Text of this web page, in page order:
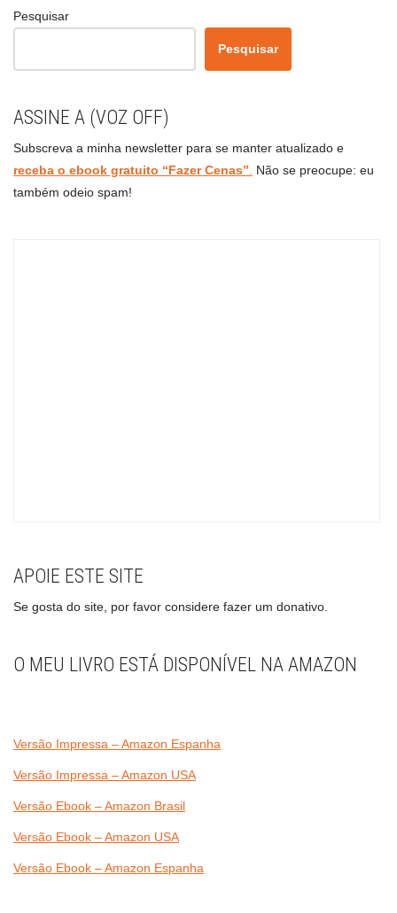
Pesquisar
Pesquisar
ASSINE A (VOZ OFF)
Subscreva a minha newsletter para se manter atualizado e
receba o ebook gratuito “Fazer Cenas”
Não se preocupe: eu
também odeio spam!
APOIE ESTE SITE
Se gosta do site, por favor considere fazer um donativo.
O MEU LIVRO ESTÁ DISPONÍVEL NA AMAZON
Versão Impressa – Amazon Espanha
Versão Impressa – Amazon USA
Versão Ebook – Amazon Brasil
Versão Ebook – Amazon USA
Versão Ebook – Amazon Espanha